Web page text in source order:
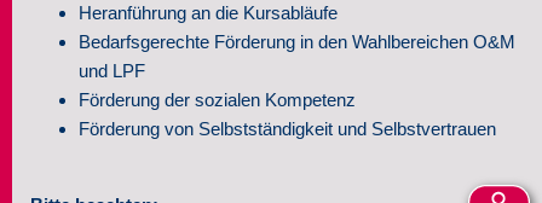
Heranführung an die Kursabläufe
Bedarfsgerechte Förderung in den Wahlbereichen O&M
und LPF
Förderung der sozialen Kompetenz
Förderung von Selbstständigkeit und Selbstvertrauen